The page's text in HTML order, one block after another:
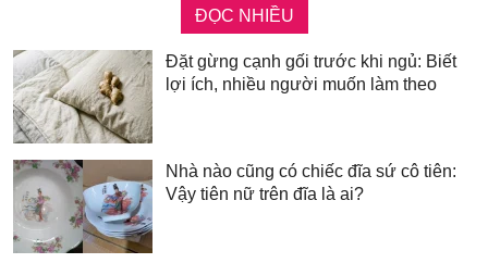
ĐỌC NHIỀU
Đặt gừng cạnh gối trước khi ngủ: Biết
lợi ích, nhiều người muốn làm theo
Nhà nào cũng có chiếc đĩa sứ cô tiên:
Vậy tiên nữ trên đĩa là ai?